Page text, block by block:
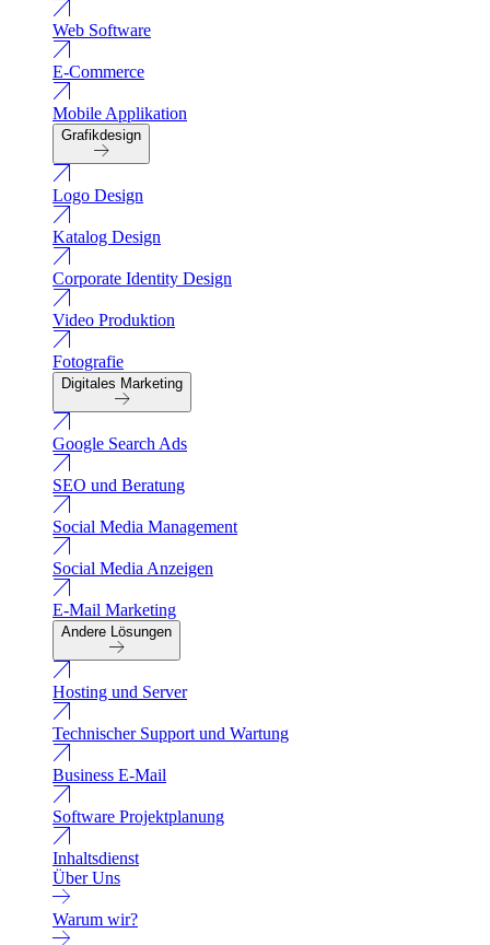
Web Software
E-Commerce
Mobile Applikation
Grafikdesign
Logo Design
Katalog Design
Corporate Identity Design
Video Produktion
Fotografie
Digitales Marketing
Google Search Ads
SEO und Beratung
Social Media Management
Social Media Anzeigen
E-Mail Marketing
Andere Lösungen
Hosting und Server
Technischer Support und Wartung
Business E-Mail
Software Projektplanung
Inhaltsdienst
Über Uns
Warum wir?